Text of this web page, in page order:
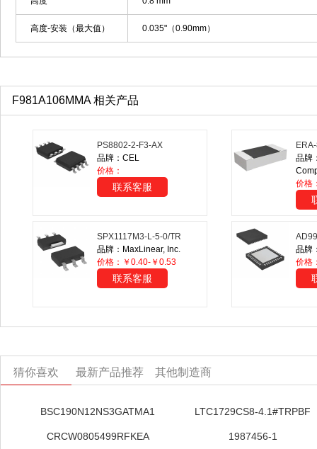
高度-安装（最大值） 0.035"（0.90mm）
F981A106MMA 相关产品
PS8802-2-F3-AX
品牌：CEL
价格：
联系客服
品牌
价格
SPX1117M3-L-5-0/TR
品牌：MaxLinear, Inc.
价格：￥0.40-￥0.53
联系客服
品牌
价格
猜你喜欢 最新产品推荐 其他制造商
BSC190N12NS3GATMA1 LTC1729CS8-4.1#TRPBF
CRCW0805499RFKEA 1987456-1